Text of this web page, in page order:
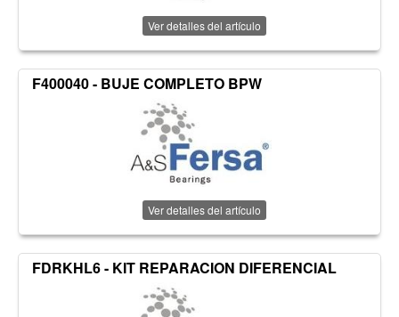
Ver detalles del artículo
F400040 - BUJE COMPLETO BPW
Ver detalles del artículo
FDRKHL6 - KIT REPARACION DIFERENCIAL